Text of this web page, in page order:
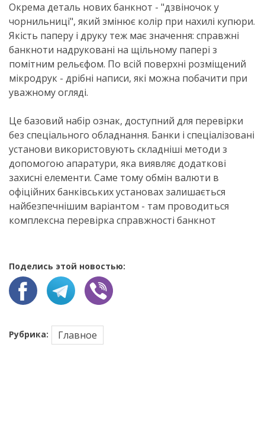
Окрема деталь нових банкнот - "дзвіночок у
чорнильниці", який змінює колір при нахилі купюри.
Якість паперу і друку теж має значення: справжні
банкноти надруковані на щільному папері з
помітним рельєфом. По всій поверхні розміщений
мікродрук - дрібні написи, які можна побачити при
уважному огляді.
Це базовий набір ознак, доступний для перевірки
без спеціального обладнання. Банки і спеціалізовані
установи використовують складніші методи з
допомогою апаратури, яка виявляє додаткові
захисні елементи. Саме тому обмін валюти в
офіційних банківських установах залишається
найбезпечнішим варіантом - там проводиться
комплексна перевірка справжності банкнот
Поделись этой новостью:
Рубрика: Главное